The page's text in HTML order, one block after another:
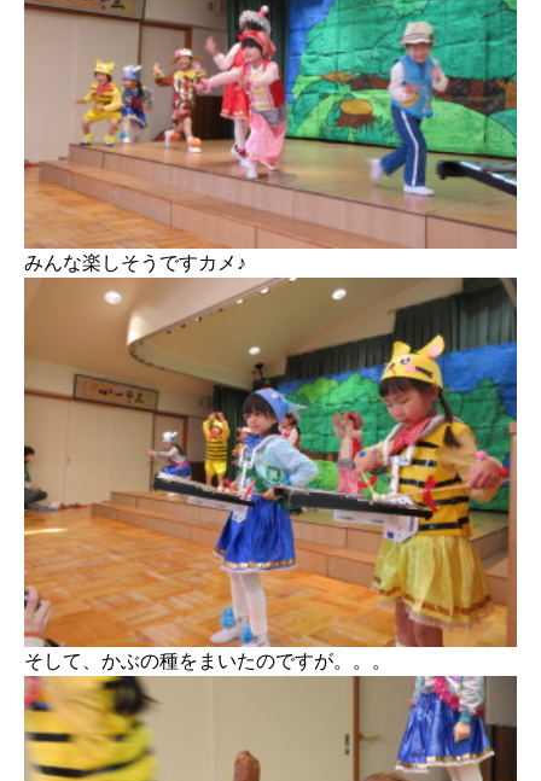
みんな楽しそうですカメ♪
そして、かぶの種をまいたのですが。。。